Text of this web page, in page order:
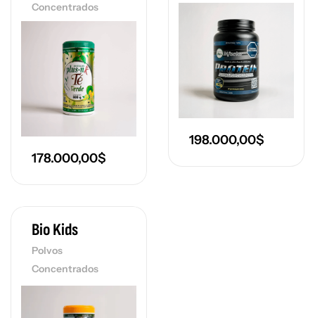
Concentrados
178.000,00$
198.000,00$
Bio Kids
Polvos
Concentrados